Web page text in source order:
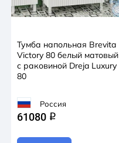
Тумба напольная Brevita
Victory 80 белый матовый
с раковиной Dreja Luxury
80
Россия
61080 q